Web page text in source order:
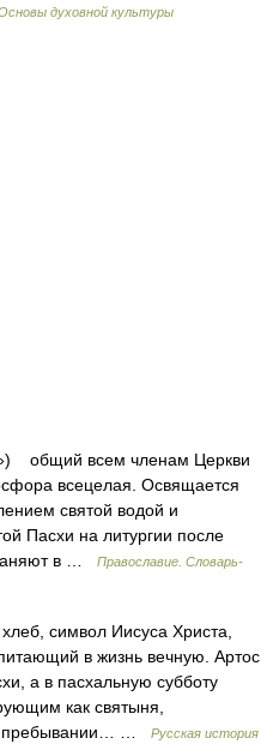
духовной культуры
общий всем членам Церкви
всецелая. Освящается
святой водой и
Пасхи на литургии после
в …
Православие. Словарь-
символ Иисуса Христа,
в жизнь вечную. Артос
а в пасхальную субботу
как святыня,
пребывании… …
Русская история